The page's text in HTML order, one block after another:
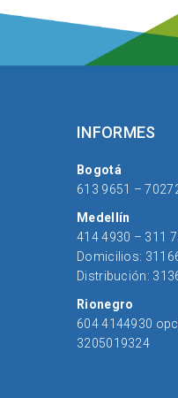
INFORMES
Bogotá
613 9651 –
Medellín
414 4930 – 311
Domicilios:
Distribución:
Rionegro
604 4144930
3205019324